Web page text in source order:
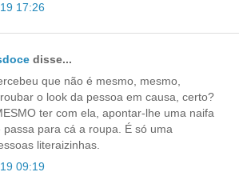
17:26
disse...
que não é mesmo, mesmo,
o look da pessoa em causa, certo?
ter com ela, apontar-lhe uma naifa
passa para cá a roupa. É só uma
literaizinhas.
09:19